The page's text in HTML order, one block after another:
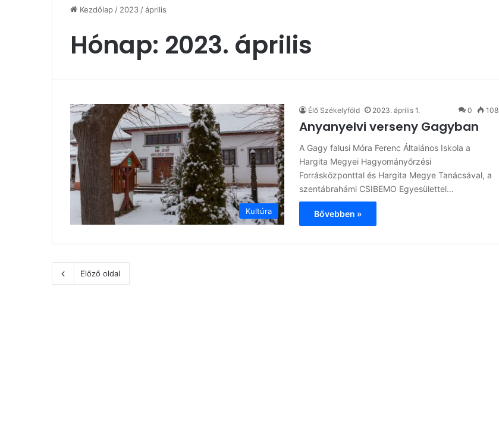
Kezdőlap / 2023 /április
Hónap: 2023. április
Kultúra
Élő Székelyföld 2023. április 1. 0 108
Anyanyelvi verseny Gagyban
A Gagy falusi Móra Ferenc Általános Iskola a
Hargita Megyei Hagyományőrzési
Forrásközponttal és Hargita Megye Tanácsával, a
szentábrahámi CSIBEMO Egyesülettel…
Bővebben »
Előző oldal